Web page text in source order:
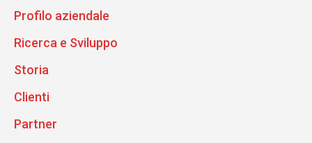
Profilo aziendale
Ricerca e Sviluppo
Storia
Clienti
Partner